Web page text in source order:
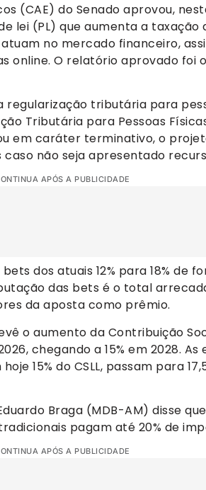
(CAE) do Senado aprovou,
lei (PL) que aumenta a taxação
no mercado financeiro,
online. O relatório aprovado foi
regularização tributária para
Tributária para Pessoas
em caráter terminativo, o
não seja apresentado
APÓS A PUBLICIDADE
dos atuais 12% para 18% de
das bets é o total
da aposta como prêmio.
o aumento da Contribuição
chegando a 15% em 2028.
15% do CSLL, passam para
Braga (MDB-AM) disse
pagam até 20% de
APÓS A PUBLICIDADE